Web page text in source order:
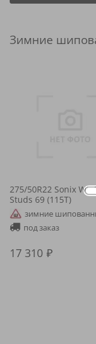
Зимние
275/50R22 Sonix
Studs 69 (115T)
зимние
под заказ
17 310